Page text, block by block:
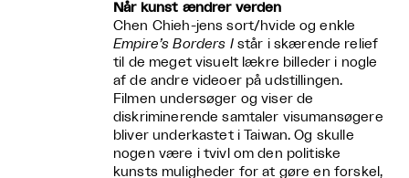
Når kunst ændrer verden
Chen Chieh-jens sort/hvide og enkle
Empire’s Borders Istår i skærende relief
til de meget visuelt lækre billeder i nogle
af de andre videoer på udstillingen.
Filmen undersøger og viser de
diskriminerende samtaler visumansøgere
bliver underkastet i Taiwan. Og skulle
nogen være i tvivl om den politiske
kunsts muligheder for at gøre en forskel,